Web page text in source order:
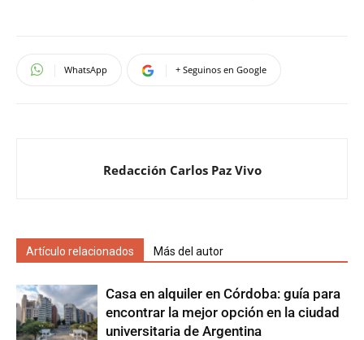
WhatsApp + Seguinos en Google
Redacción Carlos Paz Vivo
Artículo relacionados Más del autor
Casa en alquiler en Córdoba: guía para
encontrar la mejor opción en la ciudad
universitaria de Argentina